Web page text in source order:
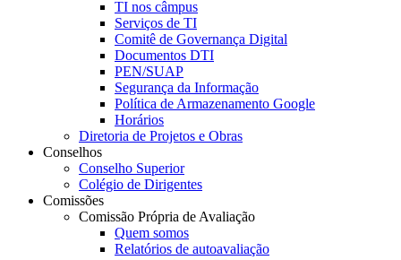
TI nos câmpus
Serviços de TI
Comitê de Governança Digital
Documentos DTI
PEN/SUAP
Segurança da Informação
Política de Armazenamento Google
Horários
Diretoria de Projetos e Obras
Conselhos
Conselho Superior
Colégio de Dirigentes
Comissões
Comissão Própria de Avaliação
Quem somos
Relatórios de autoavaliação